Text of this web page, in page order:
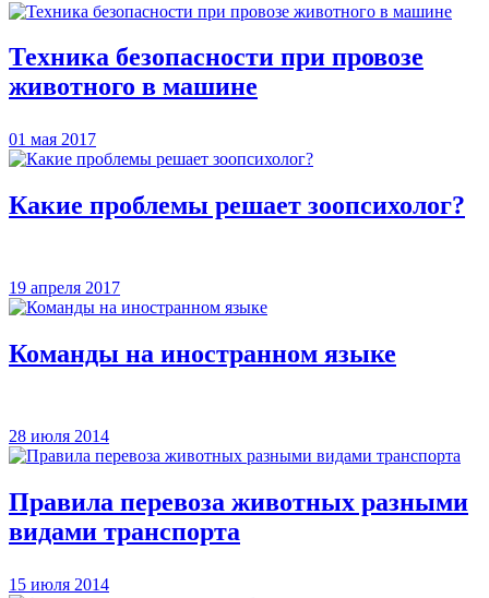
Техника безопасности при провозе
животного в машине
01 мая 2017
Какие проблемы решает зоопсихолог?
19 апреля 2017
Команды на иностранном языке
28 июля 2014
Правила перевоза животных разными
видами транспорта
15 июля 2014